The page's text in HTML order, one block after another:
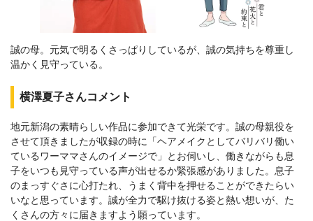
誠の母。元気で明るくさっぱりしているが、誠の気持ちを尊重し
温かく見守っている。
横澤夏子さんコメント
地元新潟の素晴らしい作品に参加できて光栄です。誠の母親役を
させて頂きましたが収録の時に「ヘアメイクとしてバリバリ働い
ているワーママさんのイメージで」とお伺いし、働きながらも息
子をいつも見守っている声が出せるか緊張感がありました。息子
のまっすぐさに心打たれ、うまく背中を押せることができたらい
いなと思っています。誠が全力で駆け抜ける姿と熱い想いが、た
くさんの方々に届きますよう願っています。